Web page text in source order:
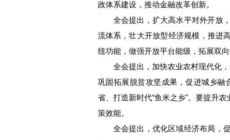
政体系建设，推动金融改革创新。
全会提出，扩大高水平对外开放
流体系，壮大开放型经济规模，推进
纽功能，做强开放平台能级，拓展双向
全会提出，加快农业农村现代化
巩固拓展脱贫攻坚成果，促进城乡融
省、打造新时代“鱼米之乡”。要提升
策效能。
全会提出，优化区域经济布局，